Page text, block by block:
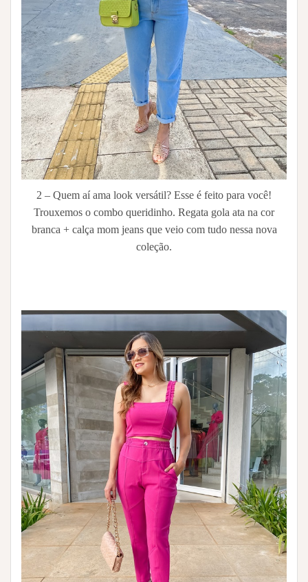
2 – Quem aí ama look versátil? Esse é feito para você!
Trouxemos o combo queridinho. Regata gola ata na cor
branca + calça mom jeans que veio com tudo nessa nova
coleção.